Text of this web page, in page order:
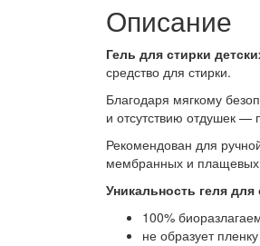
Описание
Гель для стирки
средство для стирки.
Благодаря мягкому
и отсутствию отдушек —
Рекомендован для
мембранных и плащевых
Уникальность геля
100%
не образует